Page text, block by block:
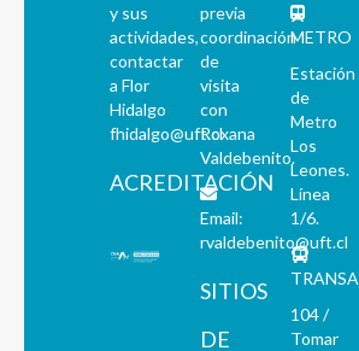
y sus
actividades,
contactar
a Flor
Hidalgo
fhidalgo@uft.cl
ACREDITACIÓN
previa
coordinación
de
visita
con
Roxana
Valdebenito.
Email:
rvaldebenito@uft.cl
SITIOS
DE
METRO
Estación
de
Metro
Los
Leones.
Línea
1/6.
104 /
Tomar